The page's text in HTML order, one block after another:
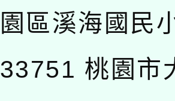
區溪海國民
33751 桃園市